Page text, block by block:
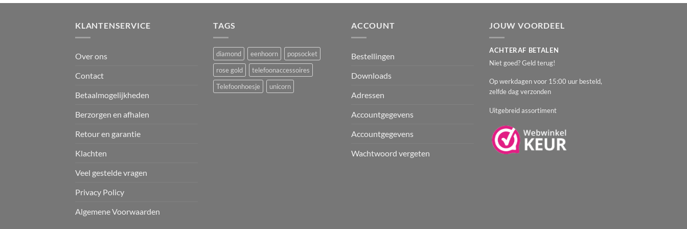
KLANTENSERVICE
Over ons
Contact
Betaalmogelijkheden
Berzorgen en afhalen
Retour en garantie
Klachten
Veel gestelde vragen
Privacy Policy
Algemene Voorwaarden
TAGS
diamond eenhoorn
popsocket
rose gold
telefoonaccessoires
Telefoonhoesje
unicorn
ACCOUNT
Bestellingen
Downloads
Adressen
Accountgegevens
Accountgegevens
Wachtwoord vergeten
JOUW VOORDEEL
ACHTERAF BETALEN
Niet goed? Geld terug!
Op werkdagen voor 15:00 uur besteld,
zelfde dag verzonden
Uitgebreid assortiment